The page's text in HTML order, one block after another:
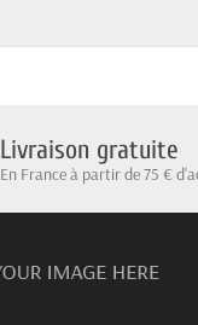
Livraison gratuite
En France à partir de 75 €